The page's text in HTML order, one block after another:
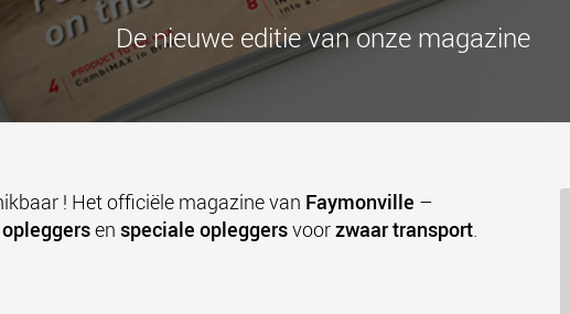
De nieuwe editie van onze magazine
! Het officiële magazine van Faymonville –
opleggersen speciale opleggersvoorzwaar transport.